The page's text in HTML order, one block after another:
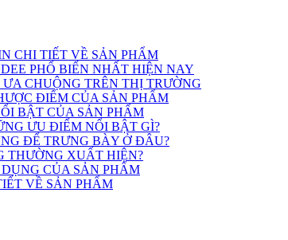
CHI TIẾT VỀ SẢN PHẨM
PHỔ BIẾN NHẤT HIỆN NAY
CHUỘNG TRÊN THỊ TRƯỜNG
ĐIỂM CỦA SẢN PHẨM
BẬT CỦA SẢN PHẨM
ƯU ĐIỂM NỔI BẬT GÌ?
ĐỂ TRƯNG BÀY Ở ĐÂU?
THƯỜNG XUẤT HIỆN?
CỦA SẢN PHẨM
VỀ SẢN PHẨM